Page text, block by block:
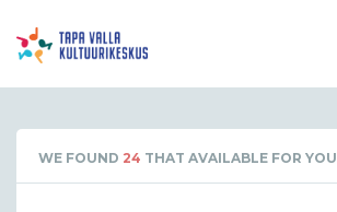
WE FOUND 24 THAT AVAILABLE FOR YOU